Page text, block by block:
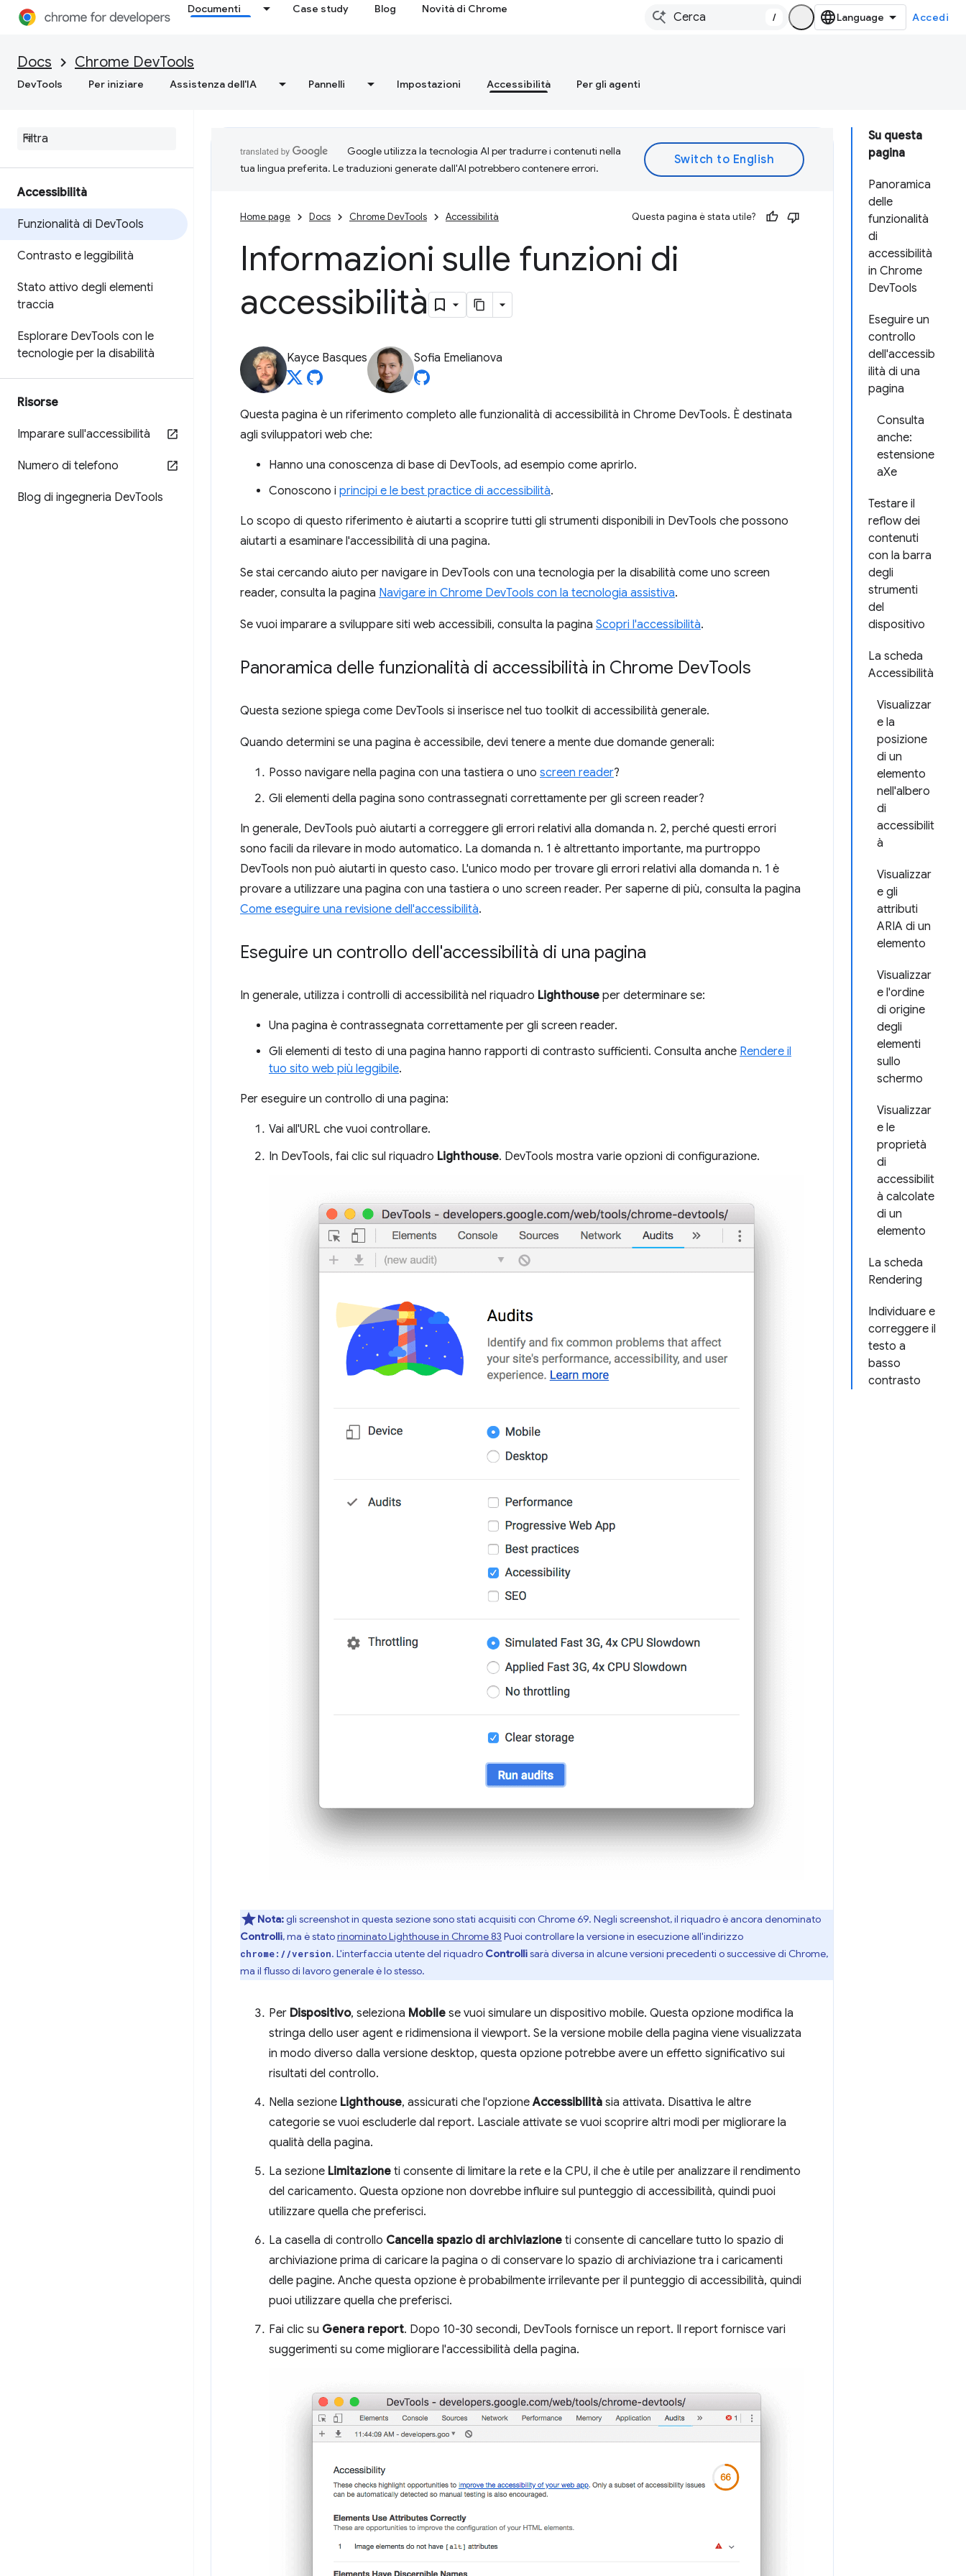
Documenti Case study Blog Novità di Chrome
/ Accedi
Docs Chrome DevTools
DevTools Per iniziare Assistenza dell'IA Pannelli Impostazioni Accessibilità Per gli agenti
Accessibilità
Funzionalità di DevTools
Contrasto e leggibilità
Stato attivo degli elementi
traccia
Esplorare DevTools con le
tecnologie per la disabilità
Risorse
Imparare sull'accessibilità
Numero di telefono
Blog di ingegneria DevTools
Su questa
pagina
Panoramica
delle
funzionalità
di
accessibilità
in Chrome
DevTools
Eseguire un
controllo
dell'accessib
ilità di una
pagina
Consulta
anche:
estensione
aXe
Testare il
reflow dei
contenuti
con la barra
degli
strumenti
del
dispositivo
La scheda
Accessibilità
Visualizzar
e la
posizione
di un
elemento
nell'albero
di
accessibilit
à
Visualizzar
e gli
attributi
ARIA di un
elemento
Visualizzar
e l'ordine
di origine
degli
elementi
sullo
schermo
Visualizzar
e le
proprietà
di
accessibilit
à calcolate
di un
elemento
La scheda
Rendering
Individuare e
correggere il
testo a
basso
contrasto
Google utilizza la tecnologia AI per tradurre i contenuti nella
tua lingua preferita. Le traduzioni generate dall'AI potrebbero contenere errori.
Home page Docs Chrome DevTools Accessibilità Questa pagina è stata utile?
Informazioni sulle funzioni di
accessibilità
Kayce Basques Sofia Emelianova
Questa pagina è un riferimento completo alle funzionalità di accessibilità in Chrome DevTools. È destinata
agli sviluppatori web che:
Hanno una conoscenza di base di DevTools, ad esempio come aprirlo.
Conoscono i principi e le best practice di accessibilità.
Lo scopo di questo riferimento è aiutarti a scoprire tutti gli strumenti disponibili in DevTools che possono
aiutarti a esaminare l'accessibilità di una pagina.
Se stai cercando aiuto per navigare in DevTools con una tecnologia per la disabilità come uno screen
reader, consulta la pagina Navigare in Chrome DevTools con la tecnologia assistiva.
Se vuoi imparare a sviluppare siti web accessibili, consulta la pagina Scopri l'accessibilità.
Panoramica delle funzionalità di accessibilità in Chrome DevTools
Questa sezione spiega come DevTools si inserisce nel tuo toolkit di accessibilità generale.
Quando determini se una pagina è accessibile, devi tenere a mente due domande generali:
Posso navigare nella pagina con una tastiera o uno screen reader?
Gli elementi della pagina sono contrassegnati correttamente per gli screen reader?
In generale, DevTools può aiutarti a correggere gli errori relativi alla domanda n. 2, perché questi errori
sono facili da rilevare in modo automatico. La domanda n. 1 è altrettanto importante, ma purtroppo
DevTools non può aiutarti in questo caso. L'unico modo per trovare gli errori relativi alla domanda n. 1 è
provare a utilizzare una pagina con una tastiera o uno screen reader. Per saperne di più, consulta la pagina
Come eseguire una revisione dell'accessibilità.
Eseguire un controllo dell'accessibilità di una pagina
In generale, utilizza i controlli di accessibilità nel riquadro Lighthouse per determinare se:
Una pagina è contrassegnata correttamente per gli screen reader.
Gli elementi di testo di una pagina hanno rapporti di contrasto sufficienti. Consulta anche Rendere il
tuo sito web più leggibile.
Per eseguire un controllo di una pagina:
Vai all'URL che vuoi controllare.
In DevTools, fai clic sul riquadro Lighthouse. DevTools mostra varie opzioni di configurazione.
Nota:gli screenshot in questa sezione sono stati acquisiti con Chrome 69. Negli screenshot, il riquadro è ancora denominato
Controlli, ma è statorinominato Lighthouse in Chrome 83 Puoi controllare la versione in esecuzione all'indirizzo
chrome://version. L'interfaccia utente del riquadro Controllisarà diversa in alcune versioni precedenti o successive di Chrome,
ma il flusso di lavoro generale è lo stesso.
Per Dispositivo, seleziona Mobile se vuoi simulare un dispositivo mobile. Questa opzione modifica la
stringa dello user agent e ridimensiona il viewport. Se la versione mobile della pagina viene visualizzata
in modo diverso dalla versione desktop, questa opzione potrebbe avere un effetto significativo sui
risultati del controllo.
Nella sezione Lighthouse, assicurati che l'opzioneAccessibilità sia attivata. Disattiva le altre
categorie se vuoi escluderle dal report. Lasciale attivate se vuoi scoprire altri modi per migliorare la
qualità della pagina.
La sezione Limitazione ti consente di limitare la rete e la CPU, il che è utile per analizzare il rendimento
del caricamento. Questa opzione non dovrebbe influire sul punteggio di accessibilità, quindi puoi
utilizzare quella che preferisci.
La casella di controllo Cancella spazio di archiviazione ti consente di cancellare tutto lo spazio di
archiviazione prima di caricare la pagina o di conservare lo spazio di archiviazione tra i caricamenti
delle pagine. Anche questa opzione è probabilmente irrilevante per il punteggio di accessibilità, quindi
puoi utilizzare quella che preferisci.
Fai clic su Genera report. Dopo 10-30 secondi, DevTools fornisce un report. Il report fornisce vari
suggerimenti su come migliorare l'accessibilità della pagina.